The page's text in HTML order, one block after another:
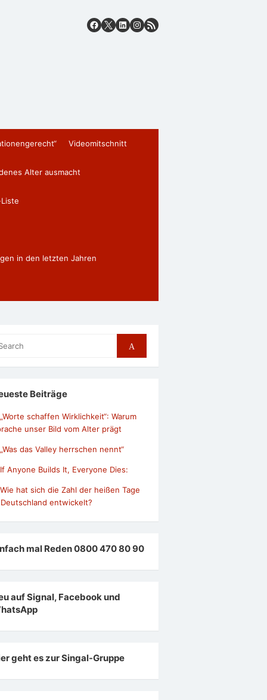
Videomitschnitt
Alter ausmacht
in den letzten Jahren
Search
Beiträge
„Worte schaffen Wirklichkeit“: Warum
unser Bild vom Alter prägt
„Was das Valley herrschen nennt“
If Anyone Builds It, Everyone Dies:
Wie hat sich die Zahl der heißen Tage
entwickelt?
mal Reden 0800 470 80 90
auf Signal, Facebook und
geht es zur Singal-Gruppe